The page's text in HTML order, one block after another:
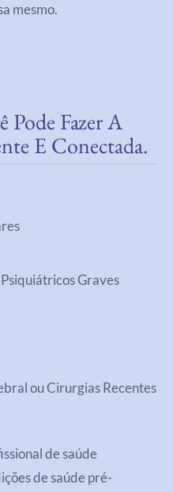
mesmo.
Pode Fazer A
E Conectada.
Graves
ou Cirurgias Recentes
de saúde
de saúde pré-